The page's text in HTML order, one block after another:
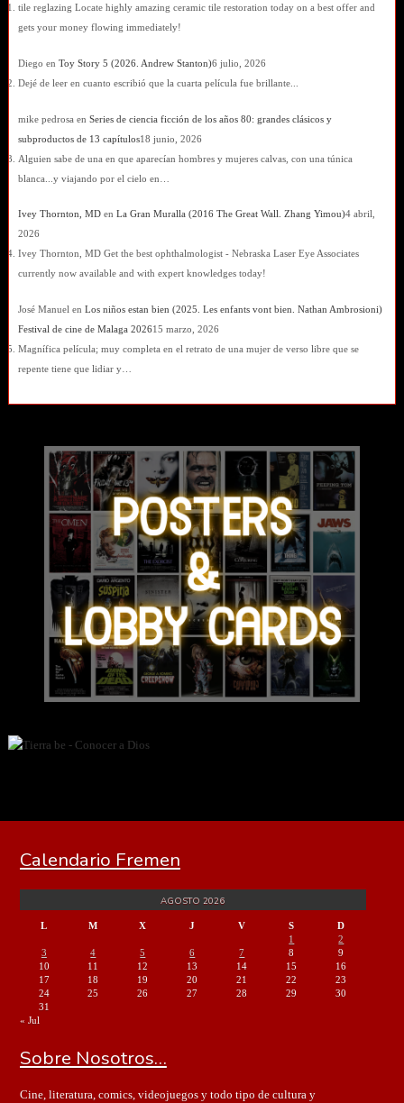
tile reglazing Locate highly amazing ceramic tile restoration today on a best offer and
gets your money flowing immediately!
Diego en Toy Story 5 (2026. Andrew Stanton)6 julio, 2026
Dejé de leer en cuanto escribió que la cuarta película fue brillante...
mike pedrosa en Series de ciencia ficción de los años 80: grandes clásicos y
subproductos de 13 capítulos18 junio, 2026
Alguien sabe de una en que aparecían hombres y mujeres calvas, con una túnica
blanca...y viajando por el cielo en…
Ivey Thornton, MDen La Gran Muralla (2016 The Great Wall. Zhang Yimou)4 abril,
2026
Ivey Thornton, MD Get the best ophthalmologist - Nebraska Laser Eye Associates
currently now available and with expert knowledges today!
José Manuel en Los niños estan bien (2025. Les enfants vont bien. Nathan Ambrosioni)
Festival de cine de Malaga 202615 marzo, 2026
Magnífica película; muy completa en el retrato de una mujer de verso libre que se
repente tiene que lidiar y…
Calendario Fremen
AGOSTO 2026
L M X J V S
D
1
2
3
4 5 6 7 8
9
10
11 12 13 14 15
16
17
18 19 20 21 22
23
24
25 26 27 28 29
30
31
« Jul
Sobre Nosotros…
Cine, literatura, comics, videojuegos y todo tipo de cultura y